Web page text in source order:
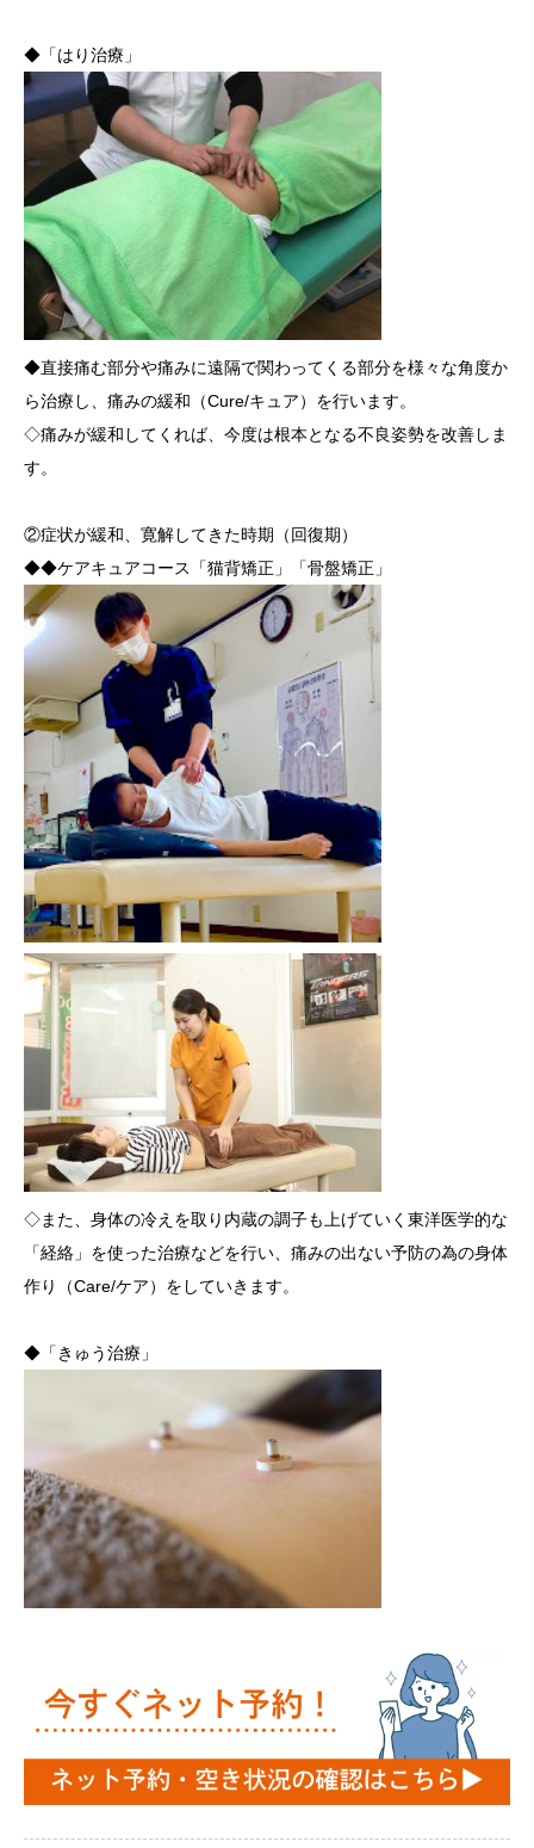
◆「はり治療」
◆直接痛む部分や痛みに遠隔で関わってくる部分を様々な角度か
ら治療し、痛みの緩和（Cure/キュア）を行います。
◇痛みが緩和してくれば、今度は根本となる不良姿勢を改善しま
す。
②症状が緩和、寛解してきた時期（回復期）
◆◆ケアキュアコース「猫背矯正」「骨盤矯正」
◇また、身体の冷えを取り内蔵の調子も上げていく東洋医学的な
「経絡」を使った治療などを行い、痛みの出ない予防の為の身体
作り（Care/ケア）をしていきます。
◆「きゅう治療」